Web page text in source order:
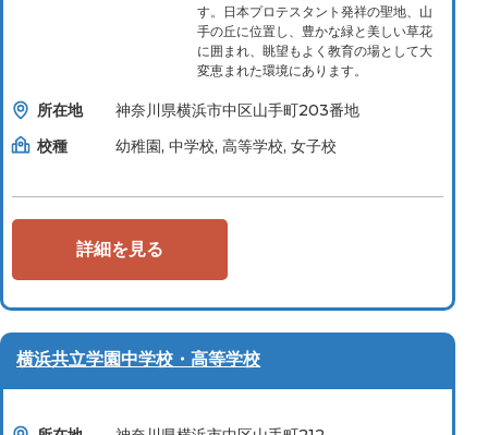
す。日本プロテスタント発祥の聖地、山
手の丘に位置し、豊かな緑と美しい草花
に囲まれ、眺望もよく教育の場として大
変恵まれた環境にあります。
所在地
神奈川県横浜市中区山手町203番地
校種
幼稚園, 中学校, 高等学校, 女子校
詳細を見る
横浜共立学園中学校・高等学校